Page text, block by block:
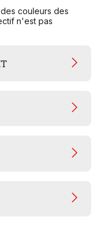
couleurs des
n'est pas